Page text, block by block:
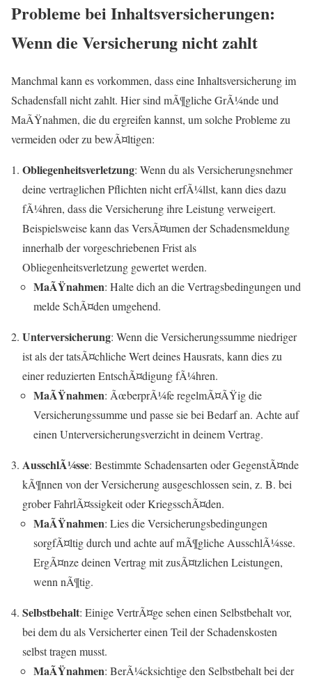
Probleme bei Inhaltsversicherungen:
Wenn die Versicherung nicht zahlt
Manchmal kann es vorkommen, dass eine Inhaltsversicherung im
Schadensfall nicht zahlt. Hier sind mÃ¶gliche GrÃ¼nde und
MaÃŸnahmen, die du ergreifen kannst, um solche Probleme zu
vermeiden oder zu bewÃ¤ltigen:
Obliegenheitsverletzung: Wenn du als Versicherungsnehmer
deine vertraglichen Pflichten nicht erfÃ¼llst, kann dies dazu
fÃ¼hren, dass die Versicherung ihre Leistung verweigert.
Beispielsweise kann das VersÃ¤umen der Schadensmeldung
innerhalb der vorgeschriebenen Frist als
Obliegenheitsverletzung gewertet werden.
MaÃŸnahmen: Halte dich an die Vertragsbedingungen und
melde SchÃ¤den umgehend.
Unterversicherung: Wenn die Versicherungssumme niedriger
ist als der tatsÃ¤chliche Wert deines Hausrats, kann dies zu
einer reduzierten EntschÃ¤digung fÃ¼hren.
MaÃŸnahmen: ÃœberprÃ¼fe regelmÃ¤ÃŸig die
Versicherungssumme und passe sie bei Bedarf an. Achte auf
einen Unterversicherungsverzicht in deinem Vertrag.
AusschlÃ¼sse: Bestimmte Schadensarten oder GegenstÃ¤nde
kÃ¶nnen von der Versicherung ausgeschlossen sein, z. B. bei
grober FahrlÃ¤ssigkeit oder KriegsschÃ¤den.
MaÃŸnahmen: Lies die Versicherungsbedingungen
sorgfÃ¤ltig durch und achte auf mÃ¶gliche AusschlÃ¼sse.
ErgÃ¤nze deinen Vertrag mit zusÃ¤tzlichen Leistungen,
wenn nÃ¶tig.
Selbstbehalt: Einige VertrÃ¤ge sehen einen Selbstbehalt vor,
bei dem du als Versicherter einen Teil der Schadenskosten
selbst tragen musst.
MaÃŸnahmen: BerÃ¼cksichtige den Selbstbehalt bei der